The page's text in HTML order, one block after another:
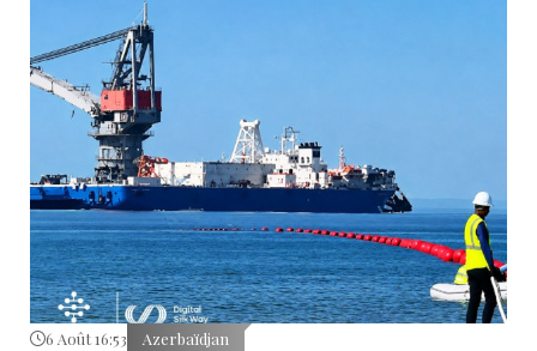
6 Août 16:53 Azerbaïdjan